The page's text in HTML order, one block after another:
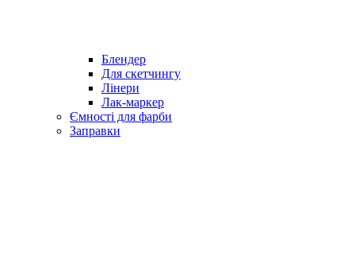
Блендер
Для скетчингу
Лінери
Лак-маркер
Ємності для фарби
Заправки